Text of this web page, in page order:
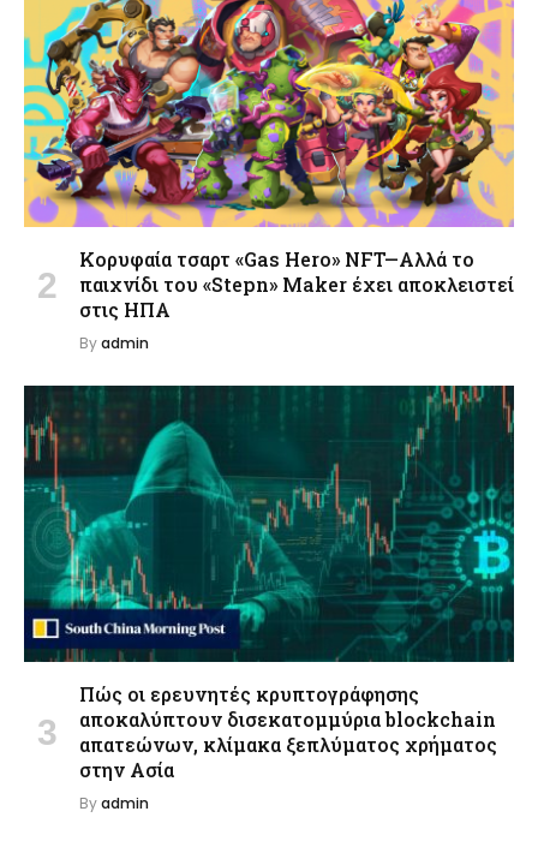
Κορυφαία τσαρτ «Gas Hero» NFT—Αλλά το
παιχνίδι του «Stepn» Maker έχει αποκλειστεί
στις ΗΠΑ
Byadmin
Πώς οι ερευνητές κρυπτογράφησης
αποκαλύπτουν δισεκατομμύρια blockchain
απατεώνων, κλίμακα ξεπλύματος χρήματος
στην Ασία
Byadmin